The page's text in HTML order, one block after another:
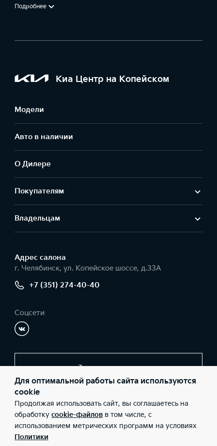
Подробнее
Киа Центр на Копейском
Модели
Авто в наличии
О Дилере
Покупателям
Владельцам
Адрес салонa
г. Челябинск, ул. Копейское шоссе, д.33А
+7 (351) 274-40-40
Соцсети
Заказать звонок
© 2026 Юридические лица ООО «Фрагмент» (Фактический
адрес: г. Челябинск, ул. Копейское шоссе, д.33А; Телефон: +7
(351) 274-40-40; ИНН: 7449058471; ОГРН: 1067449043320),
ООО «Киа Россия и СНГ» (Фактический адрес: г.Москва, Валовая
26; Телефон: 8 800 301 08 80; ИНН: 7728674093; ОГРН:
5087746291760) ведут деятельность на территории РФ в
Для оптимальной работы сайта используются
cookie
Продолжая использовать сайт, вы соглашаетесь на
обработку cookie-файлов в том числе, с
использованием метрических программ на условиях
Политики